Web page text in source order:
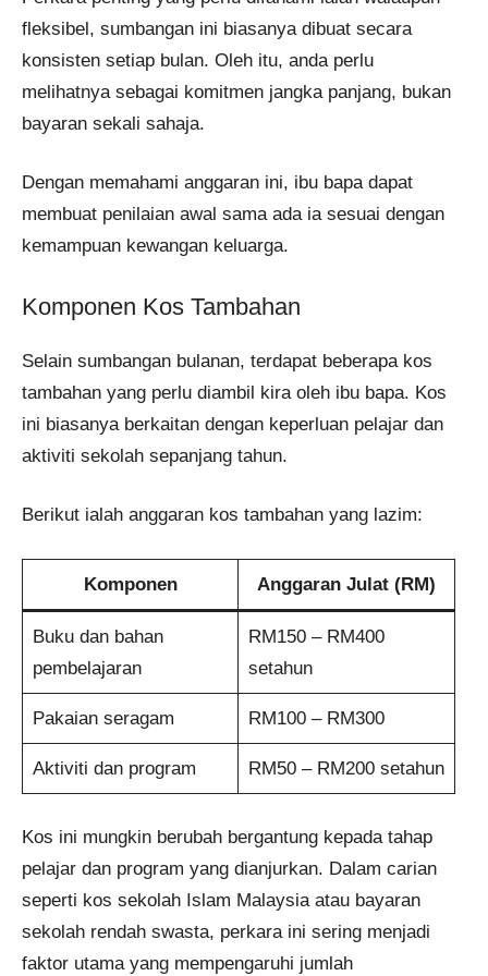
fleksibel, sumbangan ini biasanya dibuat secara
konsisten setiap bulan. Oleh itu, anda perlu
melihatnya sebagai komitmen jangka panjang, bukan
bayaran sekali sahaja.
Dengan memahami anggaran ini, ibu bapa dapat
membuat penilaian awal sama ada ia sesuai dengan
kemampuan kewangan keluarga.
Komponen Kos Tambahan
Selain sumbangan bulanan, terdapat beberapa kos
tambahan yang perlu diambil kira oleh ibu bapa. Kos
ini biasanya berkaitan dengan keperluan pelajar dan
aktiviti sekolah sepanjang tahun.
Berikut ialah anggaran kos tambahan yang lazim:
Komponen Anggaran Julat (RM)
Buku dan bahan
pembelajaran
RM150 – RM400
setahun
Pakaian seragam RM100 – RM300
Aktiviti dan program RM50 – RM200 setahun
Kos ini mungkin berubah bergantung kepada tahap
pelajar dan program yang dianjurkan. Dalam carian
seperti kos sekolah Islam Malaysia atau bayaran
sekolah rendah swasta, perkara ini sering menjadi
faktor utama yang mempengaruhi jumlah